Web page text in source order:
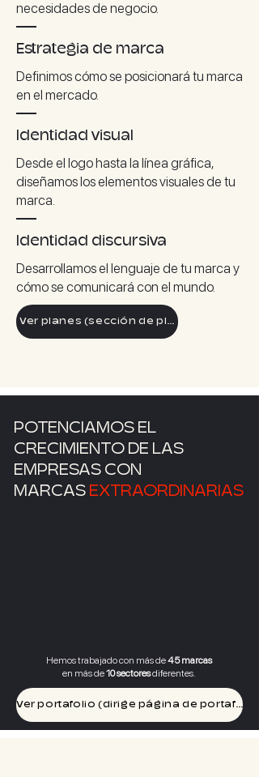
necesidades de negocio.
Estrategia de marca
Definimos cómo se posicionará tu marca
en el mercado.
Identidad visual
Desde el logo hasta la línea gráfica,
diseñamos los elementos visuales de tu
marca.
Identidad discursiva
Desarrollamos el lenguaje de tu marca y
cómo se comunicará con el mundo.
Ver planes (sección de planes)
POTENCIAMOS EL
CRECIMIENTO DE LAS
EMPRESAS CON
MARCAS EXTRAORDINARIAS
Hemos trabajado con más de45 marcas
en más de10 sectoresdiferentes.
Ver portafolio (dirige página de portafolio)